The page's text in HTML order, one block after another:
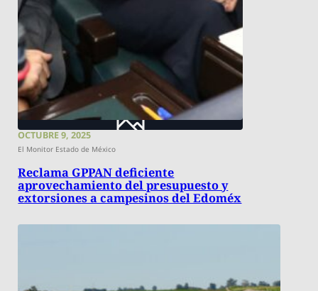
OCTUBRE 9, 2025
El Monitor Estado de México
Reclama GPPAN deficiente
aprovechamiento del presupuesto y
extorsiones a campesinos del Edoméx